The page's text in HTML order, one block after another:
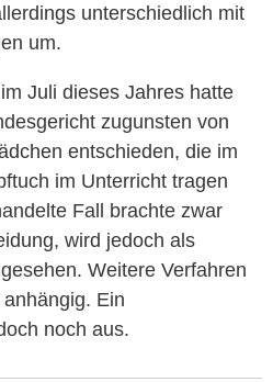
unterschiedlich mit
um.
Juli dieses Jahres hatte
zugunsten von
entschieden, die im
im Unterricht tragen
Fall brachte zwar
wird jedoch als
Weitere Verfahren
Ein
noch aus.